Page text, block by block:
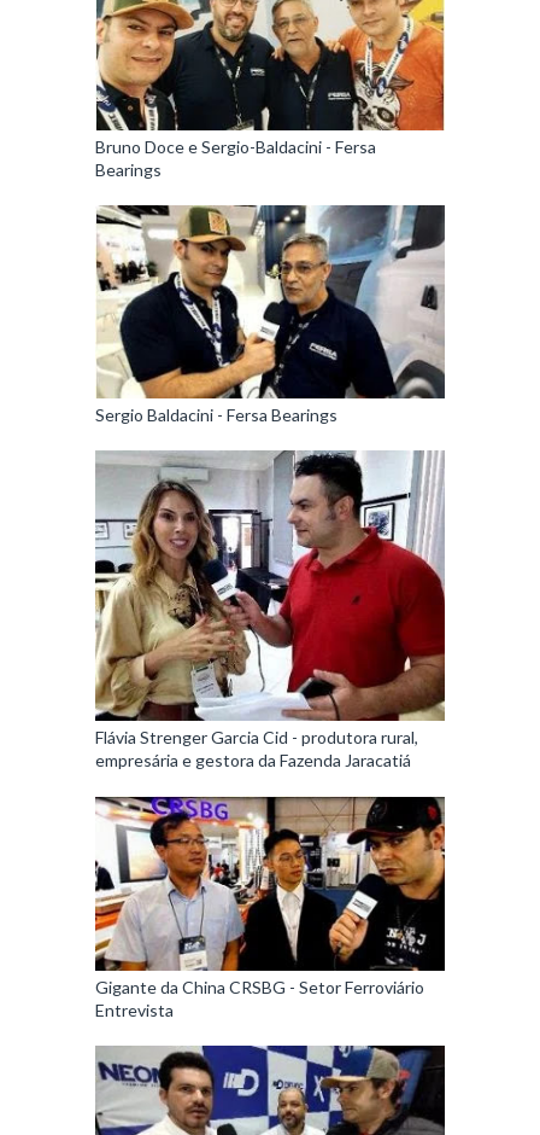
Bruno Doce e Sergio-Baldacini - Fersa
Bearings
Sergio Baldacini - Fersa Bearings
Flávia Strenger Garcia Cid - produtora rural,
empresária e gestora da Fazenda Jaracatiá
Gigante da China CRSBG - Setor Ferroviário
Entrevista